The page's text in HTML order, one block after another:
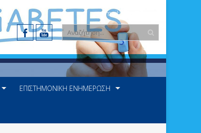
e-mail: info@ede.gr
ΕΠΙΣΤΗΜΟΝΙΚΉ ΕΝΗΜΈΡΩΣΗ